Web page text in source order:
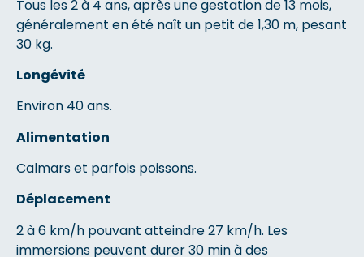
Tous les 2 à 4 ans, après une gestation de 13 mois,
généralement en été naît un petit de 1,30 m, pesant
30 kg.
Longévité
Environ 40 ans.
Alimentation
Calmars et parfois poissons.
Déplacement
2 à 6 km/h pouvant atteindre 27 km/h. Les
immersions peuvent durer 30 min à des